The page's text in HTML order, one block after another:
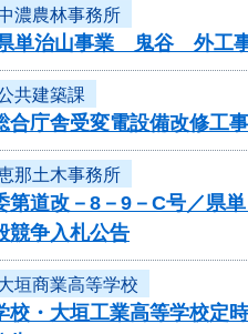
濃農林事務所
県単治山事業 鬼谷 外工
共建築課
合庁舎受変電設備改修工
那土木事務所
第道改－8－9－C号／
争入札公告
垣商業高等学校
・大垣工業高等学校定